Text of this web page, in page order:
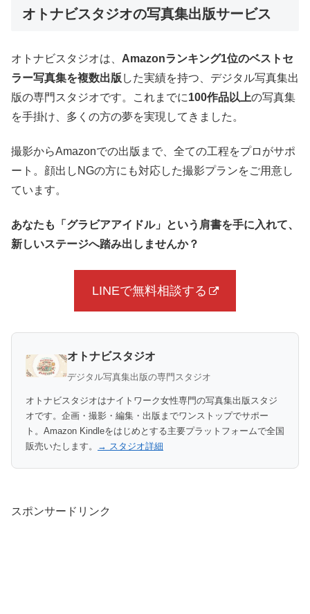
オトナビスタジオの写真集出版サービス
オトナビスタジオは、 Amazonランキング1位のベストセ
ラー写真集を複数出版 した実績を持つ、デジタル写真集出
版の専門スタジオです。これまでに100作品以上の写真集
を手掛け、多くの方の夢を実現してきました。
撮影からAmazonでの出版まで、全ての工程をプロがサポ
ート。顔出しNGの方にも対応した撮影プランをご用意し
ています。
あなたも「グラビアアイドル」という肩書を手に入れて、
新しいステージへ踏み出しませんか？
LINEで無料相談する
オトナビスタジオ
デジタル写真集出版の専門スタジオ
オトナビスタジオはナイトワーク女性専門の写真集出版スタジ
オです。企画・撮影・編集・出版までワンストップでサポー
ト。Amazon Kindleをはじめとする主要プラットフォームで全国
販売いたします。
→ スタジオ詳細
スポンサードリンク